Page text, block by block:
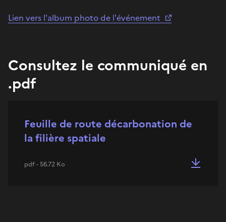
Lien vers l'album photo de l'événement
Consultez le communiqué en
.pdf
Feuille de route décarbonation de
la filière spatiale
pdf - 56.72 Ko